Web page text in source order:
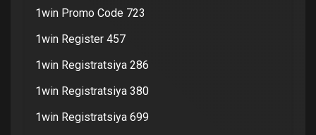
1win Promo Code 723
1win Register 457
1win Registratsiya 286
1win Registratsiya 380
1win Registratsiya 699